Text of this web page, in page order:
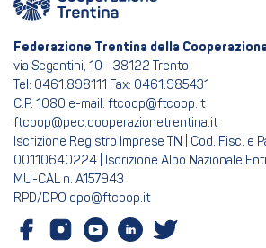
Federazione Trentina della
via Segantini, 10 - 38122 Trento
Tel: 0461.898111 Fax: 0461.985431
C.P. 1080 e-mail: ftcoop@ftcoop.it
ftcoop@pec.cooperazionetrentina.it
Iscrizione Registro Imprese TN | Cod. Fisc. e
00110640224 | Iscrizione Albo Nazionale
MU-CAL n. A157943
RPD/DPO dpo@ftcoop.it